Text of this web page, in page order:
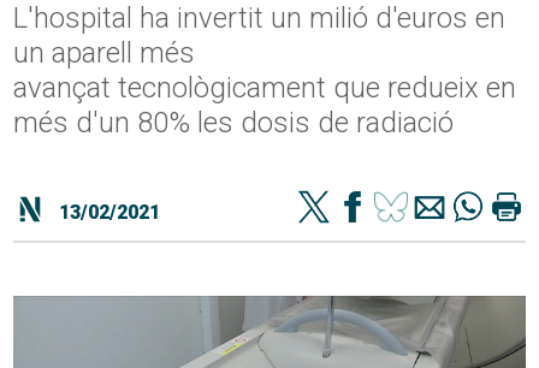
L'hospital ha invertit un milió d'euros en
un aparell més
avançat tecnològicament que redueix en
més d'un 80% les dosis de radiació
13/02/2021